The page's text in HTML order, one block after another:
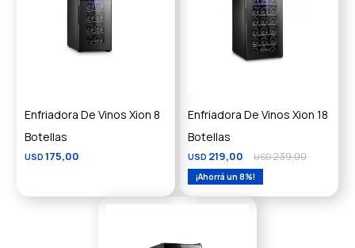
Enfriadora De Vinos Xion 8
Botellas
USD 175,00
Enfriadora De Vinos Xion 18
Botellas
USD 219,00 USD239,00
8